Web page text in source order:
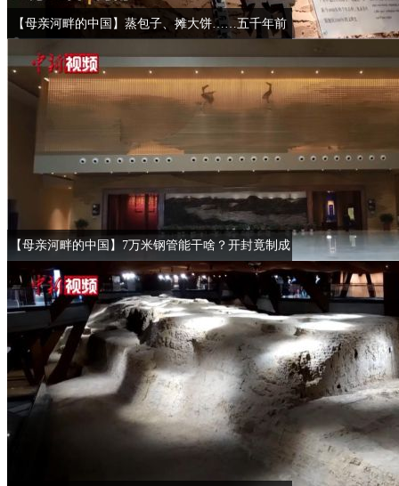
【母亲河畔的中国】蒸包子、摊大饼……五千年前
住在三室一厅里的古人咋生活？
【母亲河畔的中国】7万米钢管能干啥？开封竟制成
巨幅钢管版“瑞鹤图”